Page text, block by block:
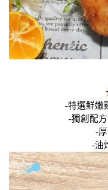
-特選鮮嫩
-獨創配
-
-油